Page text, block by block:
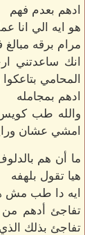
ادهم بعدم فهم
هو ايه الي انا
مرام برقه مبالغ
انك ساعدتني
المحامي
ادهم بمجامله
والله طب
امشي عشان
ما أن هم
هيا تقول بلهفه
ايه دا طب مش
تفاجئ أدهم من
تفاجئ بذلك